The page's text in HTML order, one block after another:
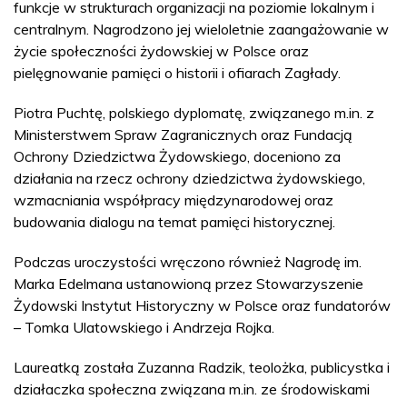
funkcje w strukturach organizacji na poziomie lokalnym i
centralnym. Nagrodzono jej wieloletnie zaangażowanie w
życie społeczności żydowskiej w Polsce oraz
pielęgnowanie pamięci o historii i ofiarach Zagłady.
Piotra Puchtę, polskiego dyplomatę, związanego m.in. z
Ministerstwem Spraw Zagranicznych oraz Fundacją
Ochrony Dziedzictwa Żydowskiego, doceniono za
działania na rzecz ochrony dziedzictwa żydowskiego,
wzmacniania współpracy międzynarodowej oraz
budowania dialogu na temat pamięci historycznej.
Podczas uroczystości wręczono również Nagrodę im.
Marka Edelmana ustanowioną przez Stowarzyszenie
Żydowski Instytut Historyczny w Polsce oraz fundatorów
– Tomka Ulatowskiego i Andrzeja Rojka.
Laureatką została Zuzanna Radzik, teolożka, publicystka i
działaczka społeczna związana m.in. ze środowiskami